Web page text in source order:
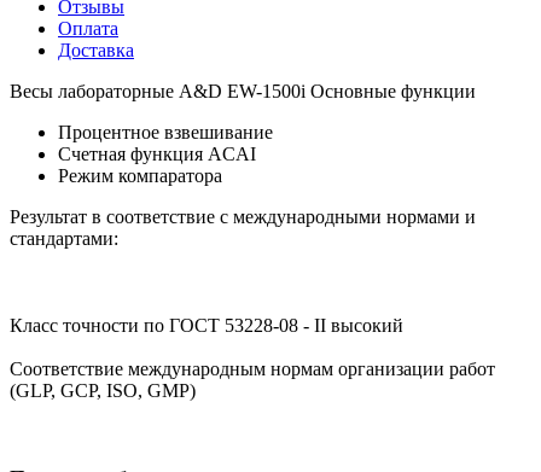
Отзывы
Оплата
Доставка
Весы лабораторные A&D EW-1500i Основные функции
Процентное взвешивание
Счетная функция ACAI
Режим компаратора
Результат в соответствие с международными нормами и
стандартами:
Класс точности по ГОСТ 53228-08 - II высокий
Соответствие международным нормам организации работ
(GLP, GCP, ISO, GMP)